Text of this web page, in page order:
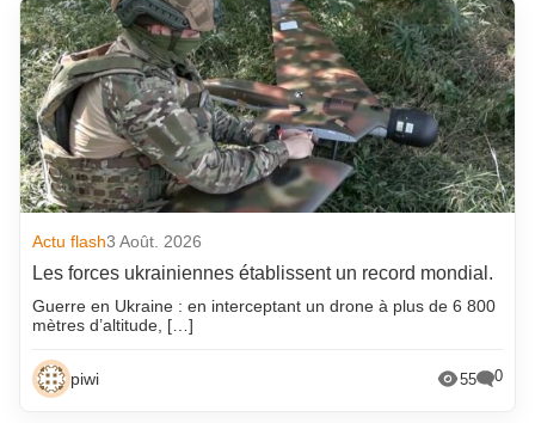
Actu flash3 Août. 2026
Les forces ukrainiennes établissent un record mondial.
Guerre en Ukraine : en interceptant un drone à plus de 6 800
mètres d’altitude, […]
piwi 55 0